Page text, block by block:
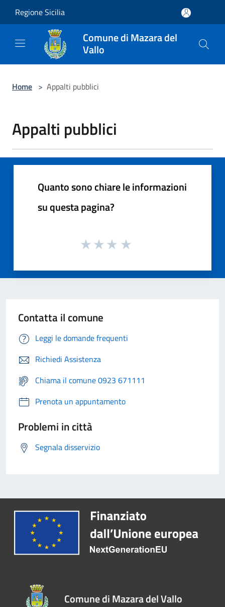
Regione Sicilia
Comune di Mazara del
Vallo
Home > Appalti pubblici
Appalti pubblici
Quanto sono chiare le informazioni
su questa pagina?
Contatta il comune
Leggi le domande frequenti
Richiedi Assistenza
Chiama il comune 0923 671111
Prenota un appuntamento
Problemi in città
Segnala disservizio
Comune di Mazara del Vallo